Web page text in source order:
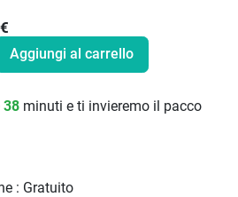
€
Aggiungi al carrello
38 minuti e ti invieremo il pacco
: Gratuito